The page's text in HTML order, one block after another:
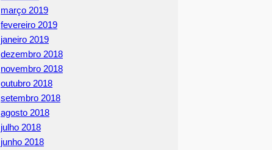
março 2019
fevereiro 2019
janeiro 2019
dezembro 2018
novembro 2018
outubro 2018
setembro 2018
agosto 2018
julho 2018
junho 2018